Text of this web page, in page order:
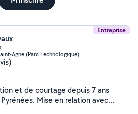
Entreprise
Agne (Parc Technologique)
et de courtage depuis 7 ans
Mise en relation avec